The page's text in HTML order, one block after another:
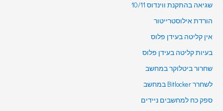
שגיאה בהתקנת ווינדוס 10/11
הורדת אילוסטרייטור
אין קליטה בעידן פלוס
בעיות קליטה בעידן פלוס
שחרור ביטלוקר במחשב
לשחרר Bitlocker במחשב
ספק כח למחשבים ניידים